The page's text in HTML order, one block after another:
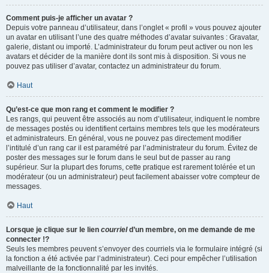
Comment puis-je afficher un avatar ?
Depuis votre panneau d’utilisateur, dans l’onglet « profil » vous pouvez ajouter
un avatar en utilisant l’une des quatre méthodes d’avatar suivantes : Gravatar,
galerie, distant ou importé. L’administrateur du forum peut activer ou non les
avatars et décider de la manière dont ils sont mis à disposition. Si vous ne
pouvez pas utiliser d’avatar, contactez un administrateur du forum.
Haut
Qu’est-ce que mon rang et comment le modifier ?
Les rangs, qui peuvent être associés au nom d’utilisateur, indiquent le nombre
de messages postés ou identifient certains membres tels que les modérateurs
et administrateurs. En général, vous ne pouvez pas directement modifier
l’intitulé d’un rang car il est paramétré par l’administrateur du forum. Évitez de
poster des messages sur le forum dans le seul but de passer au rang
supérieur. Sur la plupart des forums, cette pratique est rarement tolérée et un
modérateur (ou un administrateur) peut facilement abaisser votre compteur de
messages.
Haut
Lorsque je clique sur le lien courrield’un membre, on me demande de me
connecter !?
Seuls les membres peuvent s’envoyer des courriels via le formulaire intégré (si
la fonction a été activée par l’administrateur). Ceci pour empêcher l’utilisation
malveillante de la fonctionnalité par les invités.